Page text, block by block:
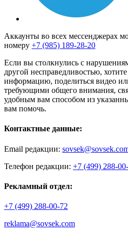
Аккаунты во всех мессенджерах
номеру +7 (985) 189-28-20
Если вы столкнулись с
другой несправедливостью,
информацию, поделиться видео
требующими общего внимания,
удобным вам способом из
вам помочь.
Контактные данные:
Email редакции:
Телефон редакции: +7 (499) 288-
Рекламный отдел:
+7 (499) 288-00-72
reklama@sovsek.com